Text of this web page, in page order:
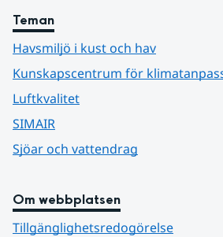
Teman
Havsmiljö i kust och hav
Kunskapscentrum för
Luftkvalitet
SIMAIR
Sjöar och vattendrag
Om webbplatsen
Tillgänglighetsredogörelse